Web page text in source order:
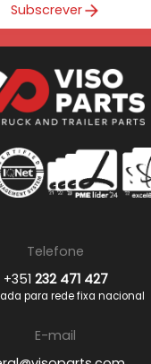
Subscrever
Telefone
+351 232 471 427
para rede fixa nacional
E-mail